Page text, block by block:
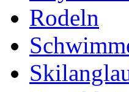
Rodeln